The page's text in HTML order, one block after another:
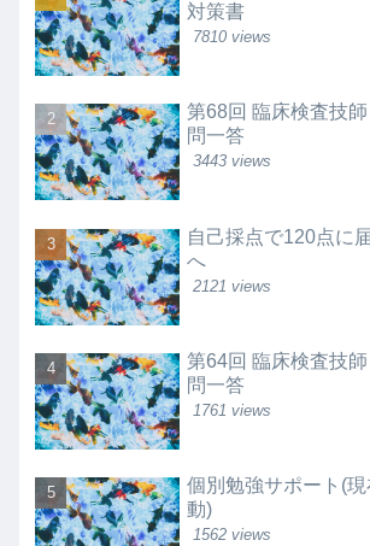
対策書
7810 views
第68回 臨床検査技
問一答
3443 views
自己採点で120点に
へ
2121 views
第64回 臨床検査技
問一答
1761 views
個別勉強サポート(
動)
1562 views